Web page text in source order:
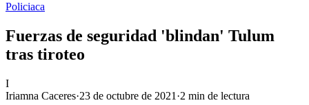
Policiaca
Fuerzas de seguridad 'blindan' Tulum
tras tiroteo
I
Iriamna Caceres·23 de octubre de 2021 ·2 min de lectura